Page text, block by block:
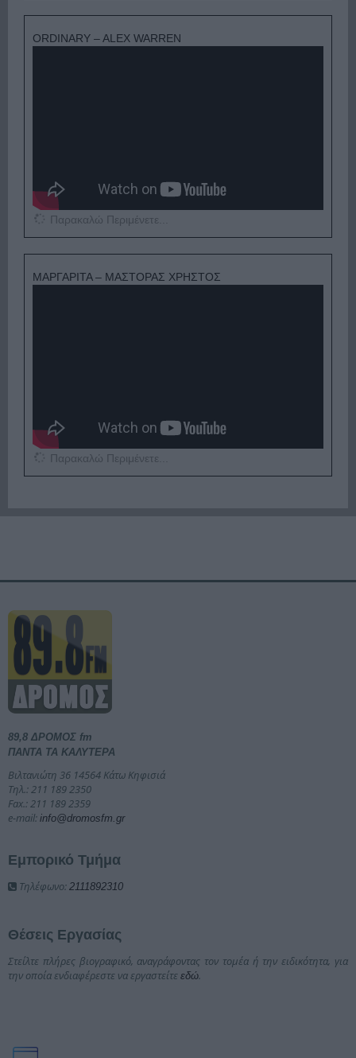
ORDINARY – ALEX WARREN
Παρακαλώ Περιμένετε...
ΜΑΡΓΑΡΙΤΑ – ΜΑΣΤΟΡΑΣ ΧΡΗΣΤΟΣ
Παρακαλώ Περιμένετε...
89,8 ΔΡΟΜΟΣ fm
ΠΑΝΤΑ ΤΑ ΚΑΛΥΤΕΡΑ
Βιλτανιώτη 36 14564 Κάτω Κηφισιά
Τηλ.: 211 189 2350
Fax.: 211 189 2359
e-mail: info@dromosfm.gr
Εμπορικό Τμήμα
Τηλέφωνο: 2111892310
Θέσεις Εργασίας
Στείλτε πλήρες βιογραφικό, αναγράφοντας τον τομέα ή την ειδικότητα, για
την οποία ενδιαφέρεστε να εργαστείτε εδώ